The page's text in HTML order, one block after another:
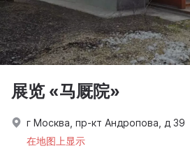
展览 «马厩院»
г Москва, пр-кт Андропова, д 39
在地图上显示